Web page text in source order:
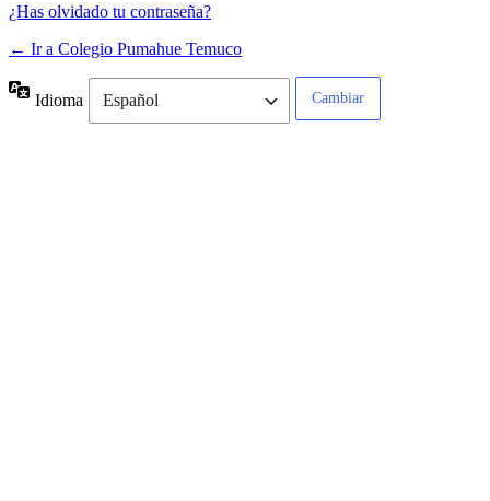
¿Has olvidado tu contraseña?
← Ir a Colegio Pumahue Temuco
Idioma